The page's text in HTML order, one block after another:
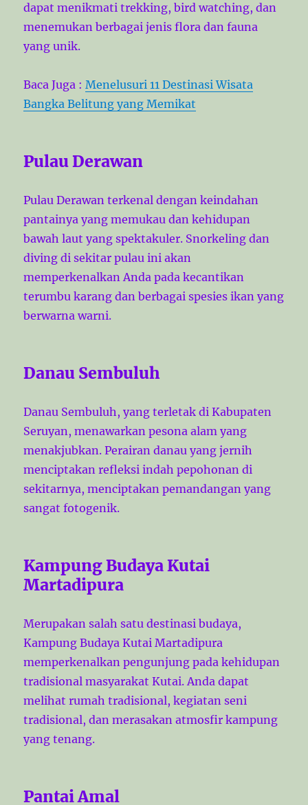
dapat menikmati trekking, bird watching, dan
menemukan berbagai jenis flora dan fauna
yang unik.
Baca Juga :Menelusuri 11 Destinasi Wisata
Bangka Belitung yang Memikat
Pulau Derawan
Pulau Derawan terkenal dengan keindahan
pantainya yang memukau dan kehidupan
bawah laut yang spektakuler. Snorkeling dan
diving di sekitar pulau ini akan
memperkenalkan Anda pada kecantikan
terumbu karang dan berbagai spesies ikan yang
berwarna warni.
Danau Sembuluh
Danau Sembuluh, yang terletak di Kabupaten
Seruyan, menawarkan pesona alam yang
menakjubkan. Perairan danau yang jernih
menciptakan refleksi indah pepohonan di
sekitarnya, menciptakan pemandangan yang
sangat fotogenik.
Kampung Budaya Kutai
Martadipura
Merupakan salah satu destinasi budaya,
Kampung Budaya Kutai Martadipura
memperkenalkan pengunjung pada kehidupan
tradisional masyarakat Kutai. Anda dapat
melihat rumah tradisional, kegiatan seni
tradisional, dan merasakan atmosfir kampung
yang tenang.
Pantai Amal